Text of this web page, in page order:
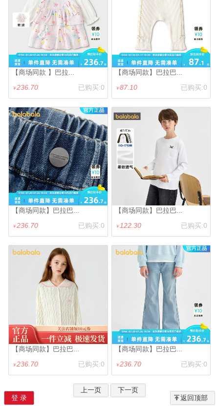
【商场同款 】巴拉...
已购买:0
￥236.70
【商场同款】巴拉巴...
已购买:0
￥87.10
【商场同款】巴拉巴...
已购买:0
￥236.70
【商场同款】巴拉巴...
已购买:0
￥122.30
【商场同款】巴拉巴...
已购买:0
￥236.70
【商场同款】巴拉巴...
已购买:0
￥236.70
上一页
下一页
登 录
返回顶部